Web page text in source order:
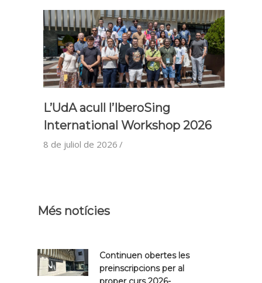
L’UdA acull l’IberoSing
International Workshop 2026
8 de juliol de 2026
Més notícies
Continuen obertes les
preinscripcions per al